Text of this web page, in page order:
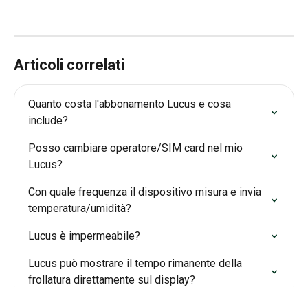
Articoli correlati
Quanto costa l'abbonamento Lucus e cosa
include?
Posso cambiare operatore/SIM card nel mio
Lucus?
Con quale frequenza il dispositivo misura e invia
temperatura/umidità?
Lucus è impermeabile?
Lucus può mostrare il tempo rimanente della
frollatura direttamente sul display?